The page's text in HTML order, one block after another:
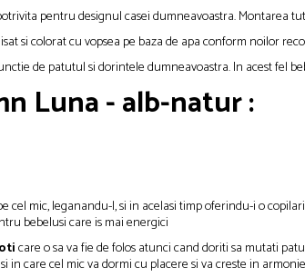
pentru designul casei dumneavoastra. Montarea
si colorat cu vopsea pe baza de apa conform noilor
de patutul si dorintele dumneavoastra. In acest fel
Luna - alb-natur :
cel mic, leganandu-l, si in acelasi timp oferindu-i o
bebelusi care is mai energici
care o sa va fie de folos atunci cand doriti sa mutati
care cel mic va dormi cu placere si va creste in